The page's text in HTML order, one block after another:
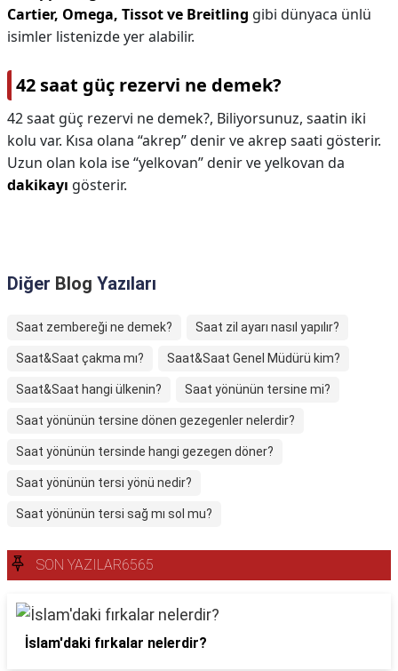
Cartier, Omega, Tissot ve Breitling gibi dünyaca ünlü
isimler listenizde yer alabilir.
42 saat güç rezervi ne demek?
42 saat güç rezervi ne demek?, Biliyorsunuz, saatin iki
kolu var. Kısa olana “akrep” denir ve akrep saati gösterir.
Uzun olan kola ise “yelkovan” denir ve yelkovan da
dakikayı gösterir.
Diğer Blog Yazıları
Saat zembereği ne demek? Saat zil ayarı nasıl yapılır?
Saat&Saat çakma mı? Saat&Saat Genel Müdürü kim?
Saat&Saat hangi ülkenin? Saat yönünün tersine mi?
Saat yönünün tersine dönen gezegenler nelerdir?
Saat yönünün tersinde hangi gezegen döner?
Saat yönünün tersi yönü nedir?
Saat yönünün tersi sağ mı sol mu?
SON YAZILAR6565
İslam'daki fırkalar nelerdir?